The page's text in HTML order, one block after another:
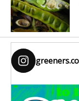
greeners.co